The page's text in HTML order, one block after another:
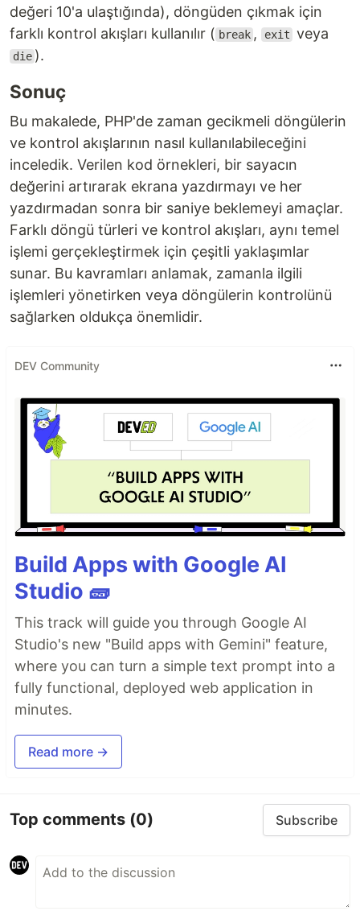
değeri 10'a ulaştığında), döngüden çıkmak için
farklı kontrol akışları kullanılır ( break , exit veya
die ).
Sonuç
Bu makalede, PHP'de zaman gecikmeli döngülerin
ve kontrol akışlarının nasıl kullanılabileceğini
inceledik. Verilen kod örnekleri, bir sayacın
değerini artırarak ekrana yazdırmayı ve her
yazdırmadan sonra bir saniye beklemeyi amaçlar.
Farklı döngü türleri ve kontrol akışları, aynı temel
işlemi gerçekleştirmek için çeşitli yaklaşımlar
sunar. Bu kavramları anlamak, zamanla ilgili
işlemleri yönetirken veya döngülerin kontrolünü
sağlarken oldukça önemlidir.
DEV Community
Build Apps with Google AI
Studio 🧱
This track will guide you through Google AI
Studio's new "Build apps with Gemini" feature,
where you can turn a simple text prompt into a
fully functional, deployed web application in
minutes.
Read more →
Top comments (0) Subscribe